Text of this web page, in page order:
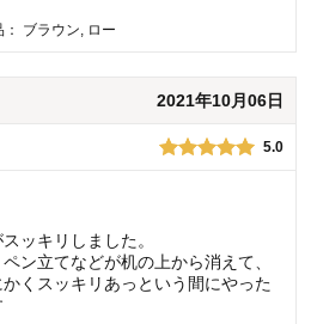
ブラウン, ロー
2021年10月06日
5.0
ッキリしました。
ン立てなどが机の上から消えて、
くスッキリあっという間にやった